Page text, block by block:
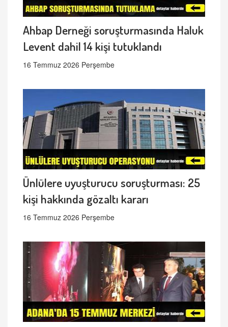
Ahbap Derneği soruşturmasında Haluk
Levent dahil 14 kişi tutuklandı
16 Temmuz 2026 Perşembe
Ünlülere uyuşturucu soruşturması: 25
kişi hakkında gözaltı kararı
16 Temmuz 2026 Perşembe